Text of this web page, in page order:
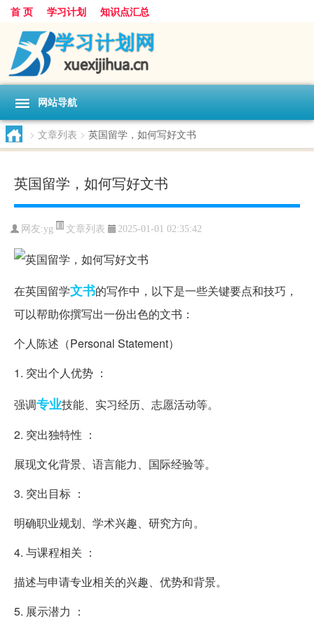
首 页 学习计划 知识点汇总
网站导航
> 文章列表 > 英国留学，如何写好文书
英国留学，如何写好文书
网友:yg 文章列表 2025-01-01 02:35:42
在英国留学文书的写作中，以下是一些关键要点和技巧，
可以帮助你撰写出一份出色的文书：
个人陈述（Personal Statement）
1. 突出个人优势 ：
强调专业技能、实习经历、志愿活动等。
2. 突出独特性 ：
展现文化背景、语言能力、国际经验等。
3. 突出目标 ：
明确职业规划、学术兴趣、研究方向。
4. 与课程相关 ：
描述与申请专业相关的兴趣、优势和背景。
5. 展示潜力 ：